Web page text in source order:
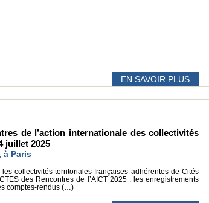
EN SAVOIR PLUS
de l’action internationale des collectivités
juillet 2025
à Paris
les collectivités territoriales françaises adhérentes de Cités
des Rencontres de l’AICT 2025 : les enregistrements
comptes-rendus (…)